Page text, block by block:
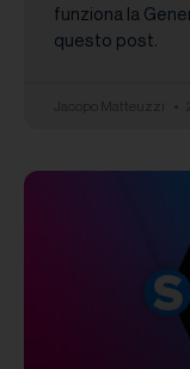
funziona la
questo post.